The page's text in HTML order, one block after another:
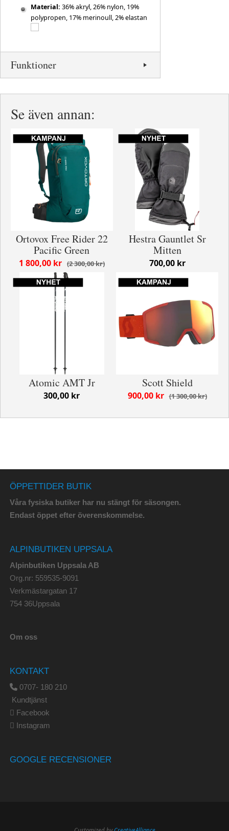
Material: 36% akryl, 26% nylon, 19%
polypropen, 17% merinoull, 2% elastan
Funktioner
Se även annan:
Ortovox Free Rider 22
Pacific Green
2 300,00 kr
1 800,00 kr
Hestra Gauntlet Sr
Mitten
700,00 kr
Atomic AMT Jr
300,00 kr
Scott Shield
1 300,00 kr
900,00 kr
ÖPPETTIDER BUTIK
Våra fysiska butiker har nu stängt för säsongen.
Endast öppet efter överenskommelse.
ALPINBUTIKEN UPPSALA
Alpinbutiken Uppsala AB
Org.nr: 559535-9091
Verkmästargatan 17
754 36Uppsala
Om oss
KONTAKT
0707- 180 210
Kundtjänst
Facebook
Instagram
GOOGLE RECENSIONER